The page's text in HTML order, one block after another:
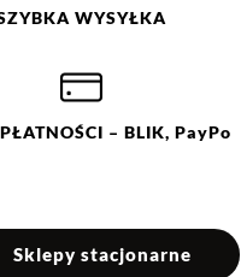
WYSYŁKA
PŁATNOŚCI – BLIK, PayPo
Sklepy stacjonarne